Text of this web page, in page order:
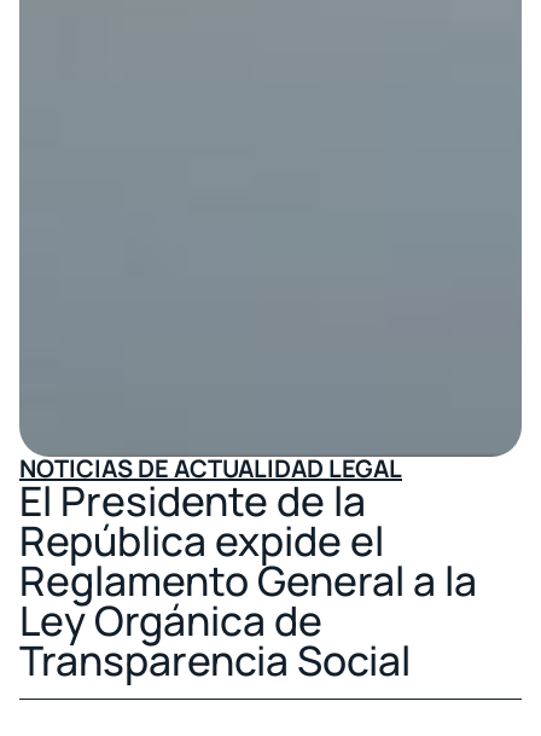
NOTICIAS DE ACTUALIDAD LEGAL
El Presidente de la
República expide el
Reglamento General a la
Ley Orgánica de
Transparencia Social